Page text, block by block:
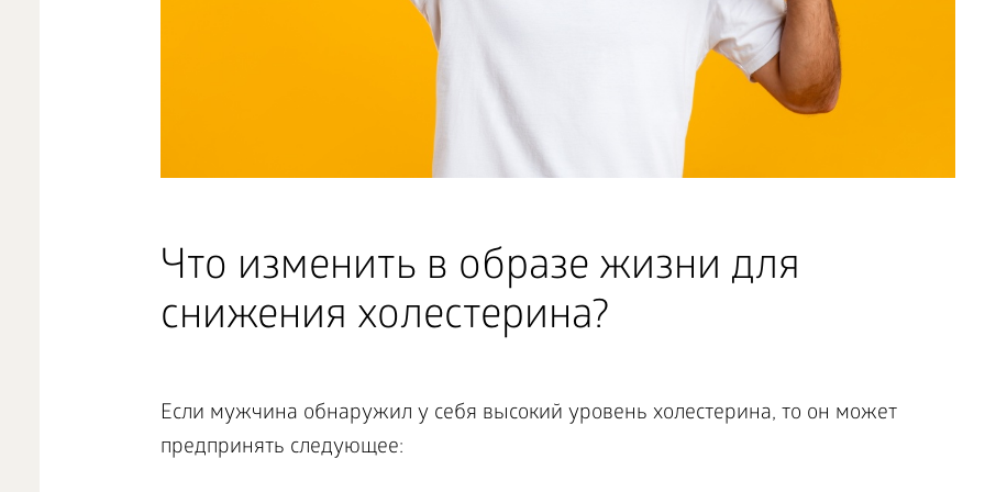
Что изменить в образе жизни для
снижения холестерина?
Если мужчина обнаружил у себя высокий уровень холестерина, то он может
предпринять следующее: